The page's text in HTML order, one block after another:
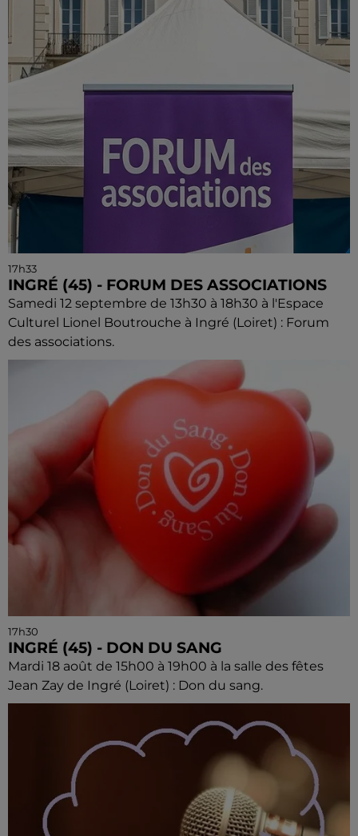
17h33
INGRÉ (45) - FORUM DES ASSOCIATIONS
Samedi 12 septembre de 13h30 à 18h30 à l'Espace
Culturel Lionel Boutrouche à Ingré (Loiret) : Forum
des associations.
17h30
INGRÉ (45) - DON DU SANG
Mardi 18 août de 15h00 à 19h00 à la salle des fêtes
Jean Zay de Ingré (Loiret) : Don du sang.